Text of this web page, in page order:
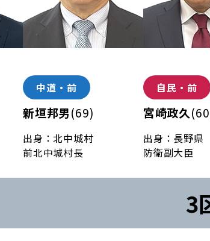
中道・前
新垣邦男(69)
出身：北中城村
前北中城村長
自民・前
宮崎政久
出身：長野県
防衛副大臣
3